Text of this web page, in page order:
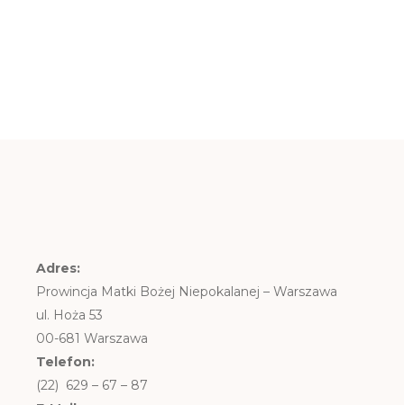
Adres:
Prowincja Matki Bożej Niepokalanej – Warszawa
ul. Hoża 53
00-681 Warszawa
Telefon:
(22) 629 – 67 – 87